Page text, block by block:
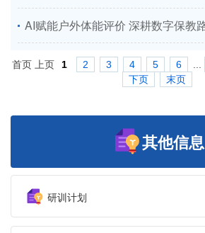
首页 上页 1 2 3 4 5 6 ...
下页
末页
其他信息
研训计划